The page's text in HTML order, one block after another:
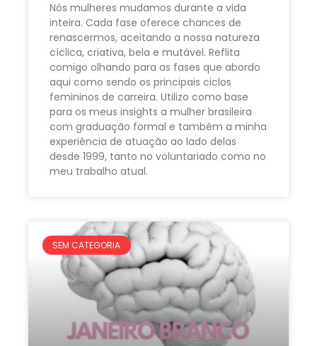
Nós mulheres mudamos durante a vida
inteira. Cada fase oferece chances de
renascermos, aceitando a nossa natureza
cíclica, criativa, bela e mutável. Reflita
comigo olhando para as fases que abordo
aqui como sendo os principais ciclos
femininos de carreira. Utilizo como base
para os meus insights a mulher brasileira
com graduação formal e também a minha
experiência de atuação ao lado delas
desde 1999, tanto no voluntariado como no
meu trabalho atual.
SEM CATEGORIA